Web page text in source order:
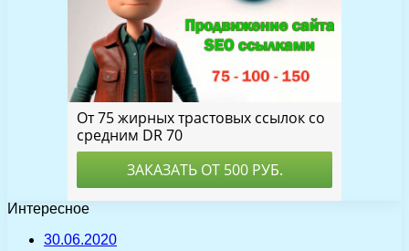
Интересное
30.06.2020